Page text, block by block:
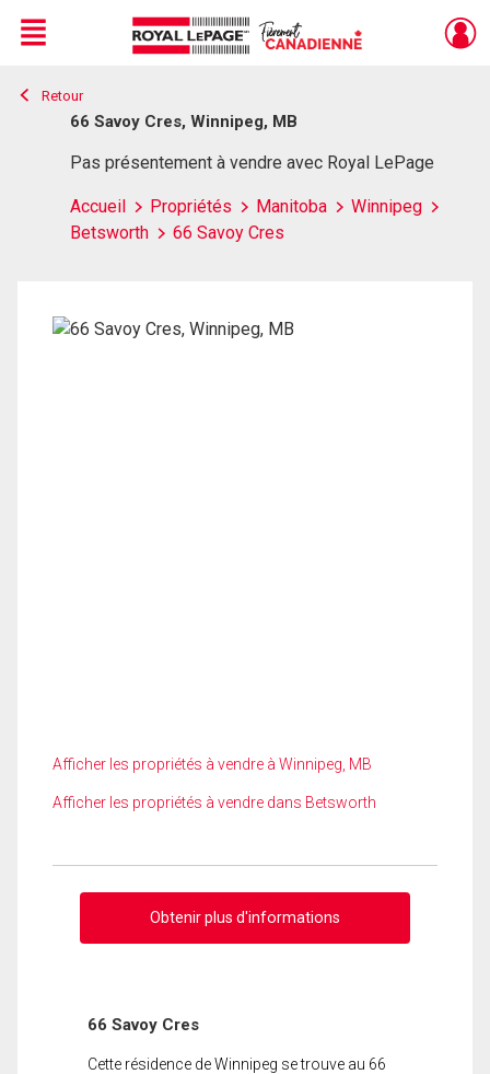
Live
En Direct
Menu
Retour
66 Savoy Cres, Winnipeg, MB
Pas présentement à vendre avec Royal LePage
Accueil Propriétés Manitoba
Winnipeg
Betsworth
66 Savoy Cres
Afficher les propriétés à vendre à Winnipeg, MB
Afficher les propriétés à vendre dans Betsworth
Obtenir plus d'informations
66 Savoy Cres
Cette résidence de Winnipeg se trouve au 66